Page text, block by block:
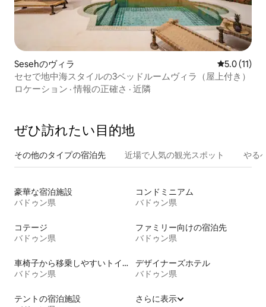
Sesehのヴィラ レビュー11
5.0 (11)
セセで地中海スタイルの3ベッドルームヴィラ（屋上付き）
ロケーション ·情報の正確さ · 近隣
ぜひ訪⁠れ⁠た⁠い目⁠的⁠地
その他のタ⁠イ⁠プ⁠の宿⁠泊⁠先 近場で人気の観光スポット やる
豪華な宿泊施設
バドゥン県
コンドミニアム
バドゥン県
コテージ
バドゥン県
ファミリー向けの宿泊先
バドゥン県
車椅子から移乗しやすいトイレ付きの宿泊施設
バドゥン県
デザイナーズホテル
バドゥン県
テントの宿泊施設
さらに表示